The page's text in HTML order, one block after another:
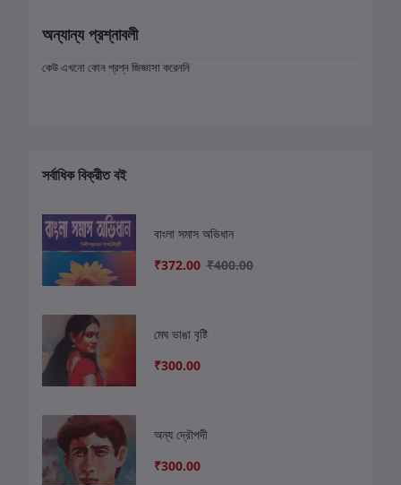
অন্যান্য প্রশ্নাবলী
কেউ এখনো কোন প্রশ্ন জিজ্ঞাসা করেননি
সর্বাধিক বিক্রীত বই
বাংলা সমাস অভিধান
₹372.00 ₹400.00
মেঘ ভাঙা বৃষ্টি
₹300.00
অন্য দ্রৌপদী
₹300.00